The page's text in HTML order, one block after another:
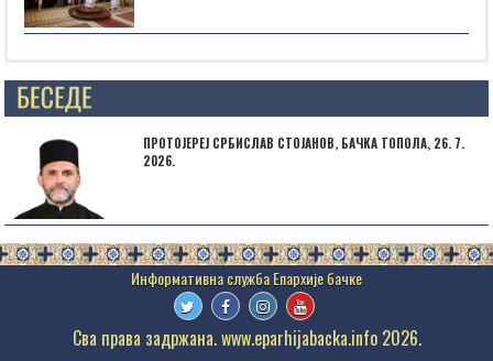
Posts not found
ПРОТОЈЕРЕЈ СРБИСЛАВ СТОЈАНОВ, БАЧКА ТОПОЛА, 26. 7.
2026.
Сва права задржана. www.eparhijabacka.info 2026.